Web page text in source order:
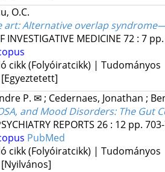
O.C.
art: Alternative overlap
INVESTIGATIVE MEDICINE 72: 7
cikk (Folyóiratcikk) | Tudományos
[Egyeztetett]
P. ✉; Cedernaes, Jonathan ;
and Mood Disorders: The Gut
REPORTS 26: 12 pp.
PubMed
cikk (Folyóiratcikk) | Tudományos
[Nyilvános]